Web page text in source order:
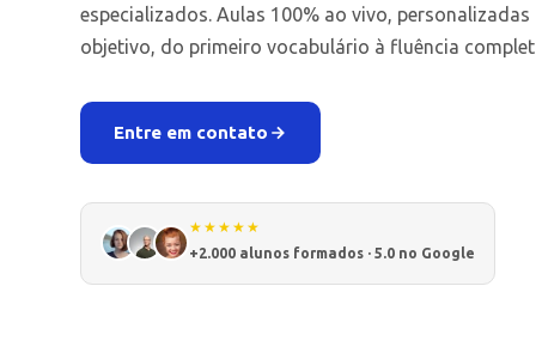
especializados. Aulas 100% ao vivo, personalizadas
objetivo, do primeiro vocabulário à fluência
Entre em contato
★★★★★
+2.000 alunos formados · 5.0 no Google